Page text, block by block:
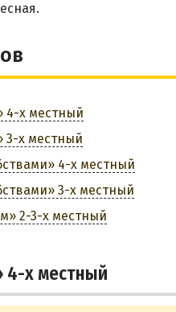
4-х местный
3-х местный
4-х местный
3-х местный
2-3-х местный
х местный